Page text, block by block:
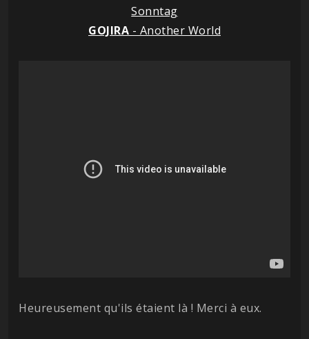
Sonntag
GOJIRA - Another World
Heureusement qu'ils étaient là ! Merci à eux.